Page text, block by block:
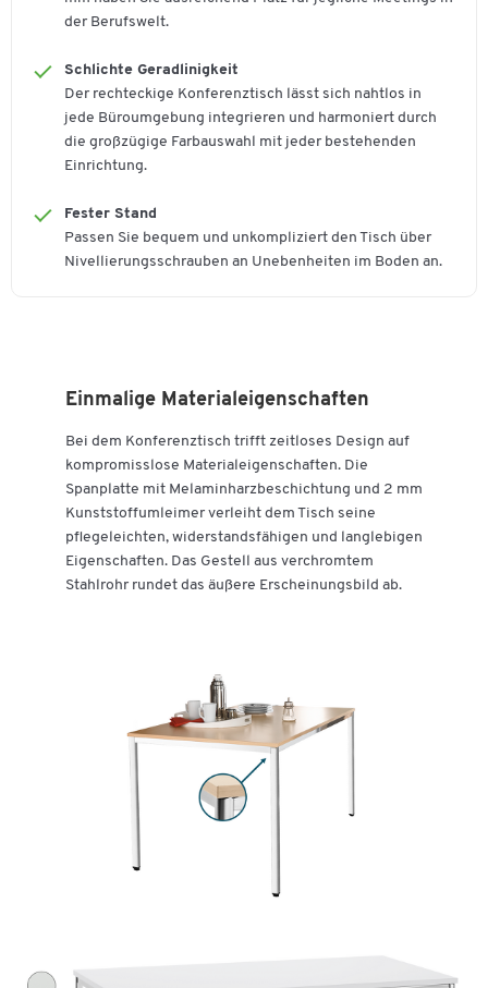
Tischanschlussfeld
Breite [mm]
der Berufswelt.
Schlichte Geradlinigkeit
Der rechteckige Konferenztisch lässt sich nahtlos in
jede Büroumgebung integrieren und harmoniert durch
die großzügige Farbauswahl mit jeder bestehenden
Einrichtung.
Fester Stand
Passen Sie bequem und unkompliziert den Tisch über
Nivellierungsschrauben an Unebenheiten im Boden an.
Einmalige Materialeigenschaften
Bei dem Konferenztisch trifft zeitloses Design auf
kompromisslose Materialeigenschaften. Die
Spanplatte mit Melaminharzbeschichtung und 2 mm
Kunststoffumleimer verleiht dem Tisch seine
pflegeleichten, widerstandsfähigen und langlebigen
Eigenschaften. Das Gestell aus verchromtem
Stahlrohr rundet das äußere Erscheinungsbild ab.